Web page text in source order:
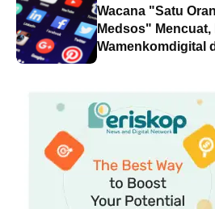
Wacana "Satu
Medsos" Mencuat,
Wamenkomdigital